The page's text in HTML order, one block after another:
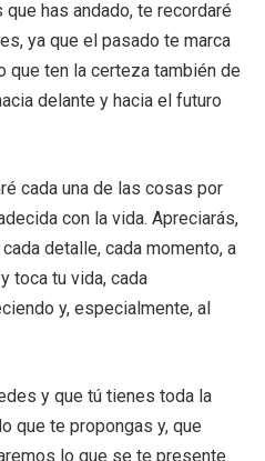
has andado, te recordaré
ya que el pasado te marca
que ten la certeza también de
delante y hacia el futuro
cada una de las cosas por
con la vida. Apreciarás,
detalle, cada momento, a
toca tu vida, cada
y, especialmente, al
y que tú tienes toda la
que te propongas y, que
lo que se te presente.